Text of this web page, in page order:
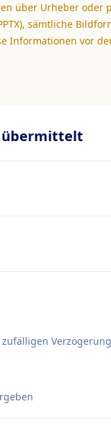
über Urheber oder
sämtliche
Informationen vor
übermittelt